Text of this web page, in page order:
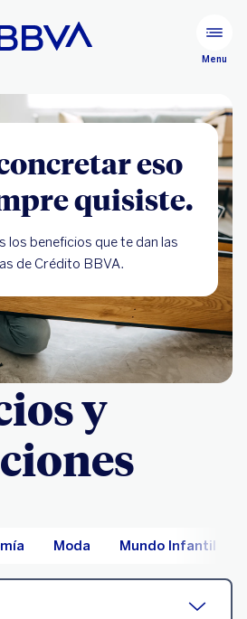
Configurar
Menu
eso
quisiste.
los beneficios que te dan las
de Crédito BBVA.
y
Moda Mundo Infantil